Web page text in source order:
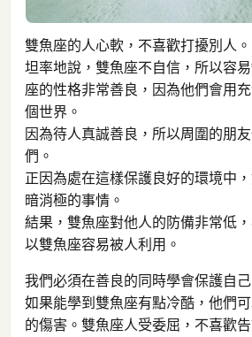
雙魚座的人心軟，不喜歡打擾別人。
坦率地說，雙魚座不自信，所以容
座的性格非常善良，因為他們會用
個世界。
因為待人真誠善良，所以周圍的朋
們。
正因為處在這樣保護良好的環境中
暗消極的事情。
結果，雙魚座對他人的防備非常低
以雙魚座容易被人利用。
我們必須在善良的同時學會保護自己
如果能學到雙魚座有點冷酷，他們
的傷害。雙魚座人受委屈，不喜歡告